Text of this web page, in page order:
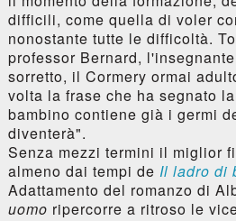
difficili, come quella di voler
nonostante tutte le difficoltà.
professor Bernard,
sorretto, il Cormery ormai
volta la frase che ha segnato
bambino contiene già i germi
diventerà".
Senza mezzi termini il miglior
almeno dai tempi de Il ladro di
Adattamento del romanzo di
uomo ripercorre a ritroso le